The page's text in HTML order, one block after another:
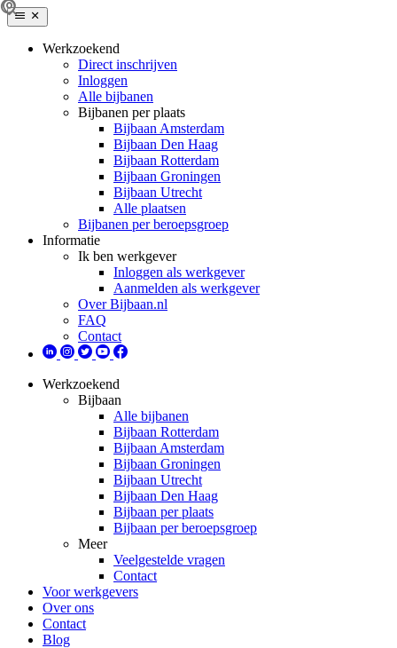
Werkzoekend
Direct inschrijven
Inloggen
Alle bijbanen
Bijbanen per plaats
Bijbaan Amsterdam
Bijbaan Den Haag
Bijbaan Rotterdam
Bijbaan Groningen
Bijbaan Utrecht
Alle plaatsen
Bijbanen per beroepsgroep
Informatie
Ik ben werkgever
Inloggen als werkgever
Aanmelden als werkgever
Over Bijbaan.nl
FAQ
Contact
Werkzoekend
Bijbaan
Alle bijbanen
Bijbaan Rotterdam
Bijbaan Amsterdam
Bijbaan Groningen
Bijbaan Utrecht
Bijbaan Den Haag
Bijbaan per plaats
Bijbaan per beroepsgroep
Meer
Veelgestelde vragen
Contact
Voor werkgevers
Over ons
Contact
Blog